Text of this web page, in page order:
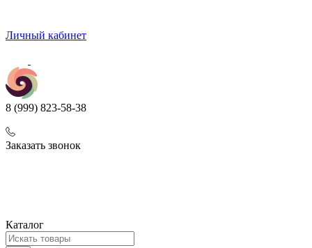
Личный кабинет
8 (999) 823-58-38
Заказать звонок
Каталог